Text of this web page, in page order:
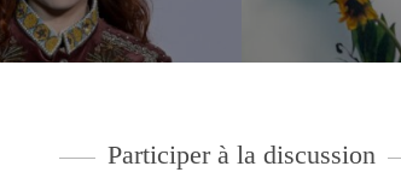
Participer à la discussion